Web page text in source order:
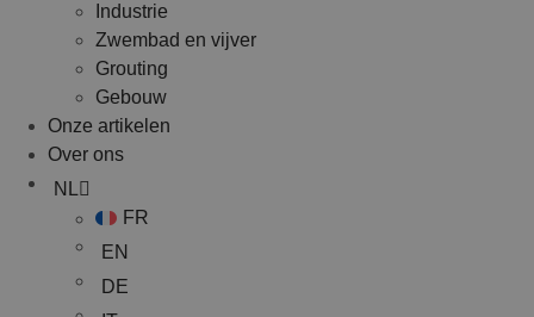
Industrie
Zwembad en vijver
Grouting
Gebouw
Onze artikelen
Over ons
NL
FR
EN
DE